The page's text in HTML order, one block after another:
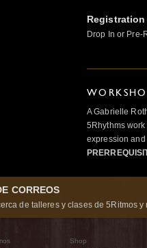
Drop In or Pre-
A Gabrielle
5Rhythms
expression
CORREOS
de talleres y clases de 5Ritmos y
Shop